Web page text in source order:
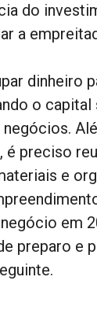
do
a
dinheiro
o
é preciso
e
em
preparo e